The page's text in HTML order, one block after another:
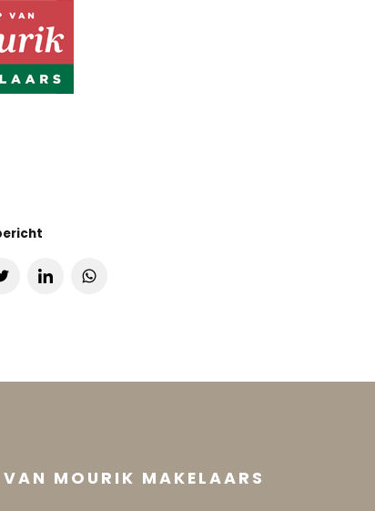
MOURIK MAKELAARS